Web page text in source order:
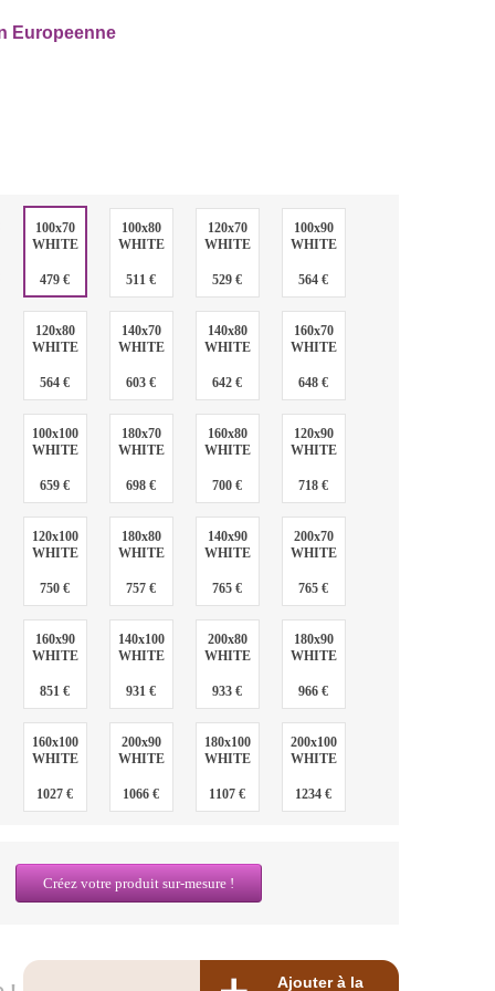
Europeenne
100x70
WHITE
479 €
100x80
WHITE
511 €
120x70
WHITE
529 €
100x90
WHITE
564 €
120x80
WHITE
564 €
140x70
WHITE
603 €
140x80
WHITE
642 €
160x70
WHITE
648 €
100x100
WHITE
659 €
180x70
WHITE
698 €
160x80
WHITE
700 €
120x90
WHITE
718 €
120x100
WHITE
750 €
180x80
WHITE
757 €
140x90
WHITE
765 €
200x70
WHITE
765 €
160x90
WHITE
851 €
140x100
WHITE
931 €
200x80
WHITE
933 €
180x90
WHITE
966 €
160x100
WHITE
1027 €
200x90
WHITE
1066 €
180x100
WHITE
1107 €
200x100
WHITE
1234 €
Créez votre produit sur-mesure !
Ajouter à la